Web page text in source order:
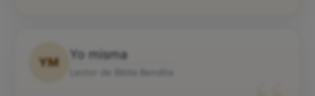
YM
Yo misma